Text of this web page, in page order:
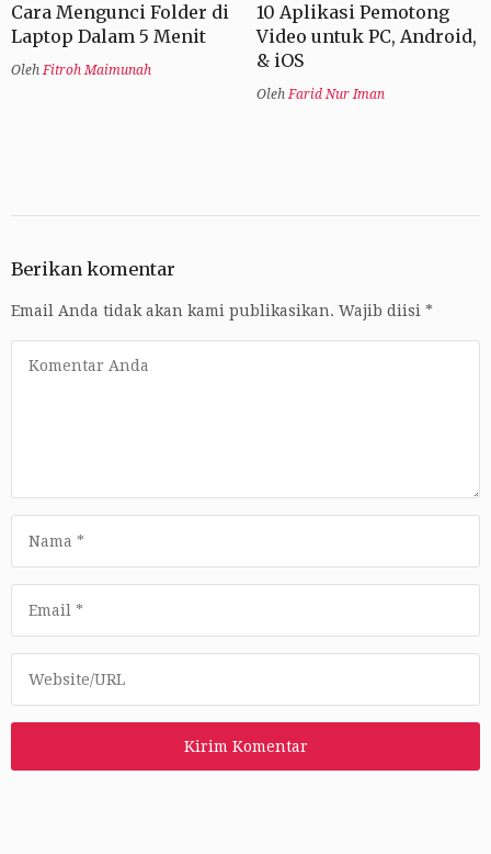
Cara Mengunci Folder di
Laptop Dalam 5 Menit
OlehFitroh Maimunah
10 Aplikasi Pemotong
Video untuk PC, Android,
& iOS
OlehFarid Nur Iman
Berikan komentar
Email Anda tidak akan kami publikasikan. Wajib diisi *